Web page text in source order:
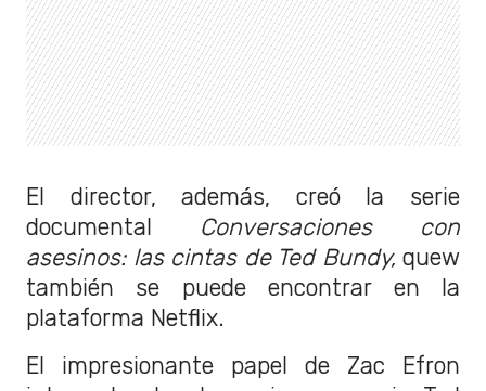
El director, además, creó la serie
documental Conversaciones con
asesinos: las cintas de Ted Bundy, quew
también se puede encontrar en la
plataforma Netflix.
El impresionante papel de Zac Efron